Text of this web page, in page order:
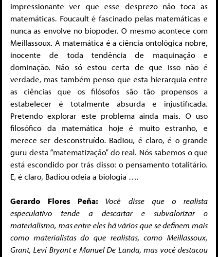
impressionante ver que esse desprezo não toca as
matemáticas. Foucault é fascinado pelas matemáticas e
nunca as envolve no biopoder. O mesmo acontece com
Meillassoux. A matemática é a ciência ontológica nobre,
inocente de toda tendência de maquinação e
dominação. Não só estou certa de que isso não é
verdade, mas também penso que esta hierarquia entre
as ciências que os filósofos são tão propensos a
estabelecer é totalmente absurda e injustificada.
Pretendo explorar este problema ainda mais. O uso
filosófico da matemática hoje é muito estranho, e
merece ser desconstruído. Badiou, é claro, é o grande
guru desta “matematização” do real. Nós sabemos o que
está escondido por trás disso: o pensamento totalitário.
E, é claro, Badiou odeia a biologia ….
Gerardo Flores Peña: Você disse que o realista
especulativo tende a descartar e subvalorizar o
materialismo, mas entre eles há vários que se definem mais
como materialistas do que realistas, como Meillassoux,
Grant, Levi Bryant e Manuel De Landa, mas você destacou